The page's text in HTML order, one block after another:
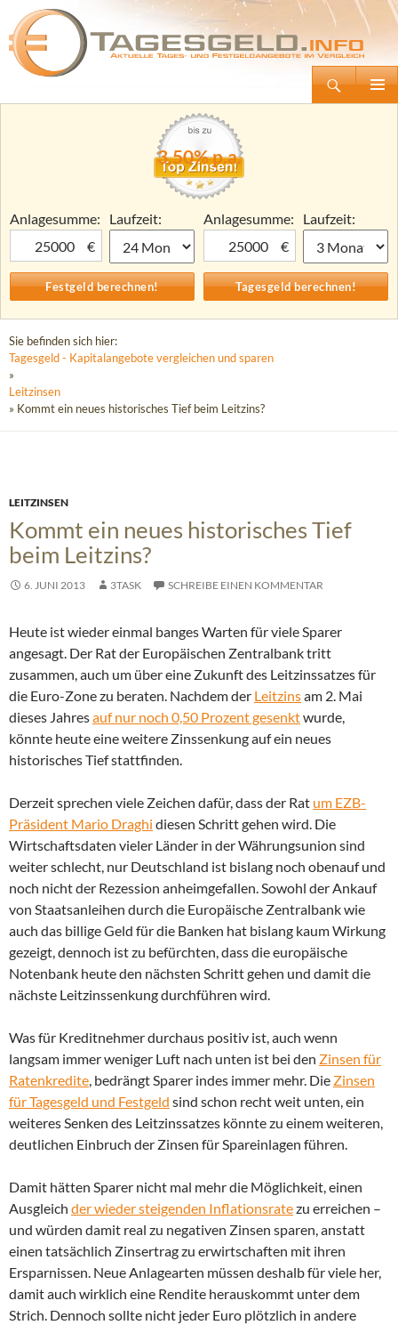
Tagesgeld.info – Tagesgeldkonten vergleichen und Tagesgeld-Zinsen berechnen
Zum
3,50% p.a.
Anlagesumme:
€
Laufzeit:
Anlagesumme:
€
Laufzeit:
Sie befinden sich hier:
Tagesgeld - Kapitalangebote vergleichen und sparen
»
Leitzinsen
» Kommt ein neues historisches Tief beim Leitzins?
LEITZINSEN
Kommt ein neues historisches Tief
beim Leitzins?
6. JUNI 2013 3TASK SCHREIBE EINEN KOMMENTAR
Heute ist wieder einmal banges Warten für viele Sparer
angesagt. Der Rat der Europäischen Zentralbank tritt
zusammen, auch um über eine Zukunft des Leitzinssatzes für
die Euro-Zone zu beraten. Nachdem der Leitzinsam 2. Mai
dieses Jahresauf nur noch 0,50 Prozent gesenktwurde,
könnte heute eine weitere Zinssenkung auf ein neues
historisches Tief stattfinden.
Derzeit sprechen viele Zeichen dafür, dass der Rat um EZB-
Präsident Mario Draghi diesen Schritt gehen wird. Die
Wirtschaftsdaten vieler Länder in der Währungsunion sind
weiter schlecht, nur Deutschland ist bislang noch obenauf und
noch nicht der Rezession anheimgefallen. Sowohl der Ankauf
von Staatsanleihen durch die Europäische Zentralbank wie
auch das billige Geld für die Banken hat bislang kaum Wirkung
gezeigt, dennoch ist zu befürchten, dass die europäische
Notenbank heute den nächsten Schritt gehen und damit die
nächste Leitzinssenkung durchführen wird.
Was für Kreditnehmer durchaus positiv ist, auch wenn
langsam immer weniger Luft nach unten ist bei den Zinsen für
Ratenkredite, bedrängt Sparer indes immer mehr. Die Zinsen
für Tagesgeld und Festgeld sind schon recht weit unten, ein
weiteres Senken des Leitzinssatzes könnte zu einem weiteren,
deutlichen Einbruch der Zinsen für Spareinlagen führen.
Damit hätten Sparer nicht mal mehr die Möglichkeit, einen
Ausgleich der wieder steigenden Inflationsratezu erreichen –
und würden damit real zu negativen Zinsen sparen, anstatt
einen tatsächlich Zinsertrag zu erwirtschaften mit ihren
Ersparnissen. Neue Anlagearten müssen deshalb für viele her,
damit auch wirklich eine Rendite herauskommt unter dem
Strich. Dennoch sollte nicht jeder Euro plötzlich in andere